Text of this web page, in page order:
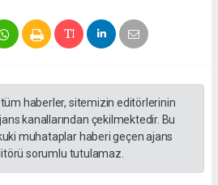
haberler, sitemizin editörlerinin
kanallarından çekilmektedir. Bu
muhataplar haberi geçen ajans
sorumlu tutulamaz.